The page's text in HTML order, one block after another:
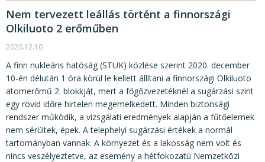
Nem tervezett leállás történt a finnországi
Olkiluoto 2 erőműben
2020.12.10
A finn nukleáris hatóság (STUK) közlése szerint 2020. december
10-én délután 1 óra körül le kellett állítani a finnországi Olkiluoto
atomerőmű 2. blokkját, mert a főgőzvezetéknél a sugárzási szint
egy rövid időre hirtelen megemelkedett. Minden biztonsági
rendszer működik, a vizsgálati eredmények alapján a fűtőelemek
nem sérültek, épek. A telephelyi sugárzási értékek a normál
tartományban vannak. A környezet és a lakosság nem volt és
nincs veszélyeztetve, az esemény a hétfokozatú Nemzetközi